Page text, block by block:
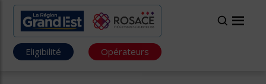
Eligibilité Opérateurs